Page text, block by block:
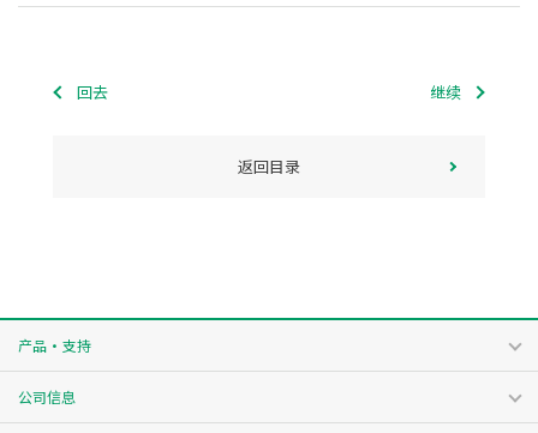
回去 继续
返回目录
产品・支持
公司信息